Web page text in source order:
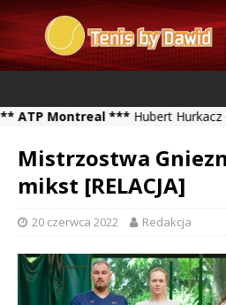
***Hubert Hurkacz 6-3, 6-
Mistrzostwa
mikst [RELACJA]
20 czerwca 2022 Redakcja